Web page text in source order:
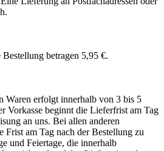
betragen 5,95 €.
Waren erfolgt innerhalb von 3 bis 5
Vorkasse beginnt die Lieferfrist am Tag
an uns. Bei allen anderen
Frist am Tag nach der Bestellung zu
und Feiertage, die innerhalb